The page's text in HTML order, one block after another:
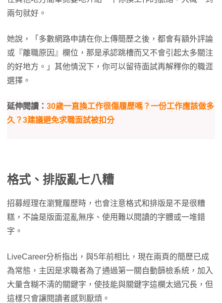
兩句就好。
她說，「多數網路申請在你上傳簡歷之後，都會有額外評論
或『離職原因』欄位，那是承認跳槽而又不會引起太多關注
的好地方。」其他情況下，你可以留待面試再解釋你的職涯
選擇。
延伸閱讀： 30歲一直換工作很傷履歷嗎？一份工作應該做多
久？3建議避免求職面試被扣分
格式、排版亂七八糟
招募經理在瀏覽履歷時，也會注意格式和排版是不是很糟
糕，不論是版面混亂無序、使用難以閱讀的字體或一堆錯
字。
LiveCareer分析指出，與5年前相比，現在兩頁的簡歷已成
為常態，主因是求職者為了通過第一關自動篩檢系統，加入
大量含糊不清的關鍵字，使技能與關鍵字這欄太過冗長，但
這樣只會讓閱讀者感到厭煩。